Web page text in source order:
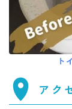
ト
アク